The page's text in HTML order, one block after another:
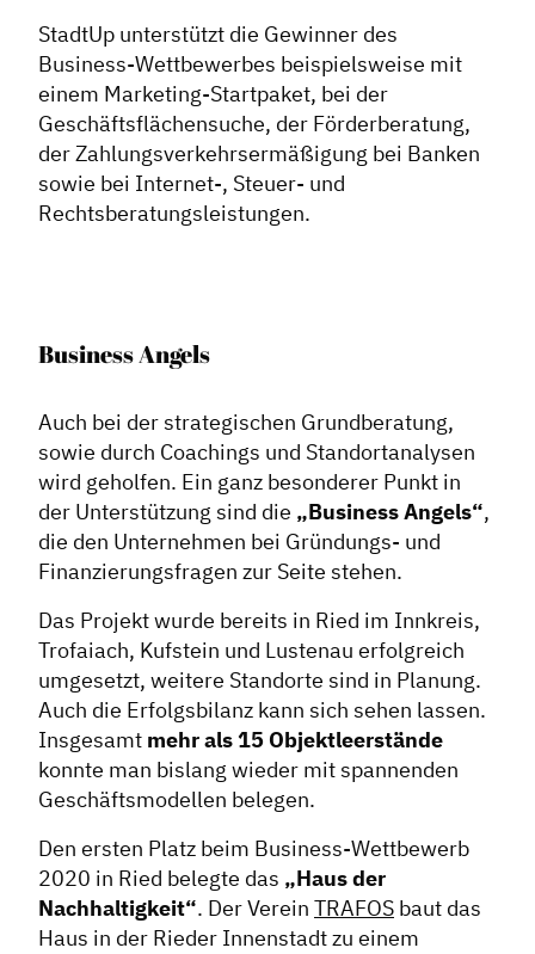
StadtUp unterstützt die Gewinner des
Business-Wettbewerbes beispielsweise mit
einem Marketing-Startpaket, bei der
Geschäftsflächensuche, der Förderberatung,
der Zahlungsverkehrsermäßigung bei Banken
sowie bei Internet-, Steuer- und
Rechtsberatungsleistungen.
Business Angels
Auch bei der strategischen Grundberatung,
sowie durch Coachings und Standortanalysen
wird geholfen. Ein ganz besonderer Punkt in
der Unterstützung sind die „Business Angels“,
die den Unternehmen bei Gründungs- und
Finanzierungsfragen zur Seite stehen.
Das Projekt wurde bereits in Ried im Innkreis,
Trofaiach, Kufstein und Lustenau erfolgreich
umgesetzt, weitere Standorte sind in Planung.
Auch die Erfolgsbilanz kann sich sehen lassen.
Insgesamt mehr als 15 Objektleerstände
konnte man bislang wieder mit spannenden
Geschäftsmodellen belegen.
Den ersten Platz beim Business-Wettbewerb
2020 in Ried belegte das „Haus der
Nachhaltigkeit“. Der Verein TRAFOS baut das
Haus in der Rieder Innenstadt zu einem